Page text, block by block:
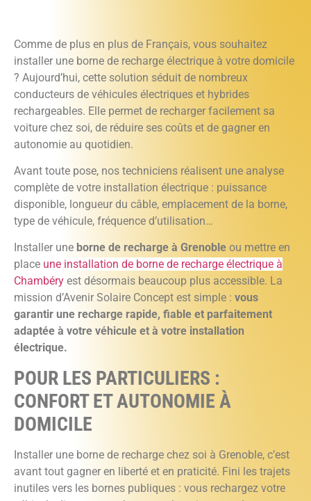
Comme de plus en plus de Français, vous souhaitez
installer une borne de recharge électrique à votre domicile
? Aujourd’hui, cette solution séduit de nombreux
conducteurs de véhicules électriques et hybrides
rechargeables. Elle permet de recharger facilement sa
voiture chez soi, de réduire ses coûts et de gagner en
autonomie au quotidien.
Avant toute pose, nos techniciens réalisent une analyse
complète de votre installation électrique : puissance
disponible, longueur du câble, emplacement de la borne,
type de véhicule, fréquence d’utilisation…
Installer une borne de recharge à Grenoble ou mettre en
place une installation de borne de recharge électrique à
Chambéry est désormais beaucoup plus accessible. La
mission d’Avenir Solaire Concept est simple : vous
garantir une recharge rapide, fiable et parfaitement
adaptée à votre véhicule et à votre installation
électrique.
POUR LES PARTICULIERS :
CONFORT ET AUTONOMIE À
DOMICILE
Installer une borne de recharge chez soi à Grenoble, c’est
avant tout gagner en liberté et en praticité. Fini les trajets
inutiles vers les bornes publiques : vous rechargez votre